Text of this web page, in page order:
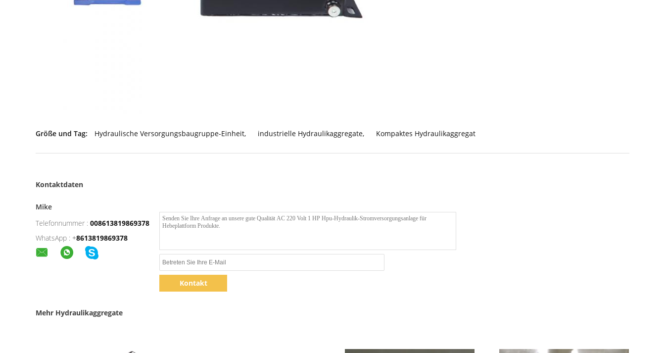
Größe und Tag: Hydraulische Versorgungsbaugruppe-Einheit, industrielle Hydraulikaggregate, Kompaktes Hydraulikaggregat
Kontaktdaten
Mike
Telefonnummer : 008613819869378
WhatsApp : +8613819869378
Kontakt
Mehr Hydraulikaggregate